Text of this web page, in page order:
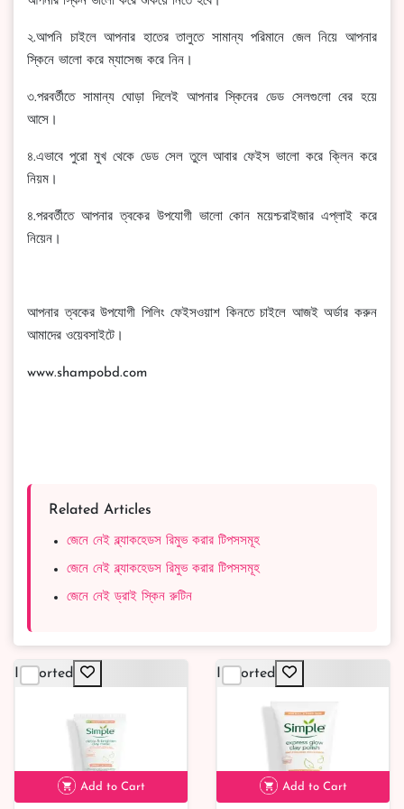
২.আপনি চাইলে আপনার হাতের তালুতে সামান্য পরিমানে জেল নিয়ে আপনার
স্কিনে ভালো করে ম্যাসেজ করে নিন।
৩.পরবর্তীতে সামান্য ঘোড়া দিলেই আপনার স্কিনের ডেড সেলগুলো বের হয়ে
আসে।
৪.এভাবে পুরো মুখ থেকে ডেড সেল তুলে আবার ফেইস ভালো করে ক্লিন করে
নিয়ম।
৪.পরবর্তীতে আপনার ত্বকের উপযোগী ভালো কোন ময়েশ্চরাইজার এপ্লাই করে
নিয়েন।
আপনার ত্বকের উপযোগী পিলিং ফেইসওয়াশ কিনতে চাইলে আজই অর্ডার করুন
আমাদের ওয়েবসাইটে।
www.shampobd.com
Related Articles
জেনে নেই ব্ল্যাকহেডস রিমুভ করার টিপসসমূহ
জেনে নেই ব্ল্যাকহেডস রিমুভ করার টিপসসমূহ
জেনে নেই ড্রাই স্কিন রুটিন
Imported
Add to Cart
Imported
Add to Cart